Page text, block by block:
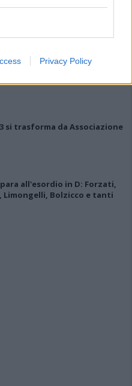
Privacy Policy
dai pilastri Masia, Pinna e
è Loru
per la difesa c'è l'ex
si trasforma da Associazione
all'esordio in D: Forzati,
Limongelli, Bolzicco e tanti